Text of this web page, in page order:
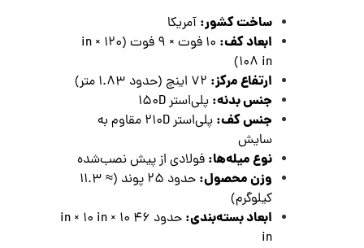
ساخت کشور: آمریکا
ابعاد کف:
۱۰ فوت × ۹ فوت (120 in ×
108 in)
ارتفاع مرکز:
جنس بدنه: پلی‌استر ۱۵۰D
جنس کف:
پلی‌استر ۲۱۰D مقاوم به
سایش
نوع میله‌ها: فولادی از پیش نصب‌شده
وزن محصول:
حدود ۲۵ پوند (≈ 11.3
کیلوگرم)
ابعاد بسته‌بندی:
حدود 46 in × 10 in × 10
in